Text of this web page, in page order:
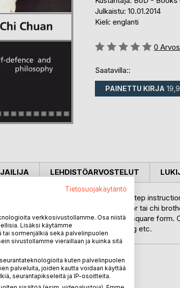
Julkaistu: 10.01.2014
Kieli: englanti
Arvostelu::
0
Saatavilla::
PAINETTU KIRJA
chi chuan short form. It is a step by step
when you do not have your teacher or tai chi
analyze the movements in their basic, square
principles, tai chi classics, Nei Kung etc.
LEHDISTÖARVOSTELUT
BoD:LLA
Tietosuojakäytäntö
verkkosivustollamme. Osa niistä
Lisäksi käytämme
sormenjälkiä sekä palvelinpuolen
sivustollamme vieraillaan ja kuinka sitä
kuten palvelinpuolen
palveluita, joiden kautta voidaan käyttää
seurantapikseleitä ja IP-osoitteita.